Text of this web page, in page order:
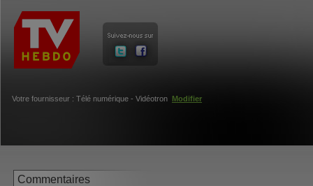
Votre fournisseur : Télé numérique - Vidéotron Modifier
Commentaires